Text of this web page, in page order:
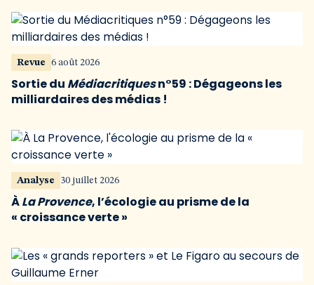
Revue 6 août 2026
Sortie du Médiacritiquesn°59 : Dégageons les
milliardaires des médias !
Analyse 30 juillet 2026
ÀLa Provence, l’écologie au prisme de la
« croissance verte »